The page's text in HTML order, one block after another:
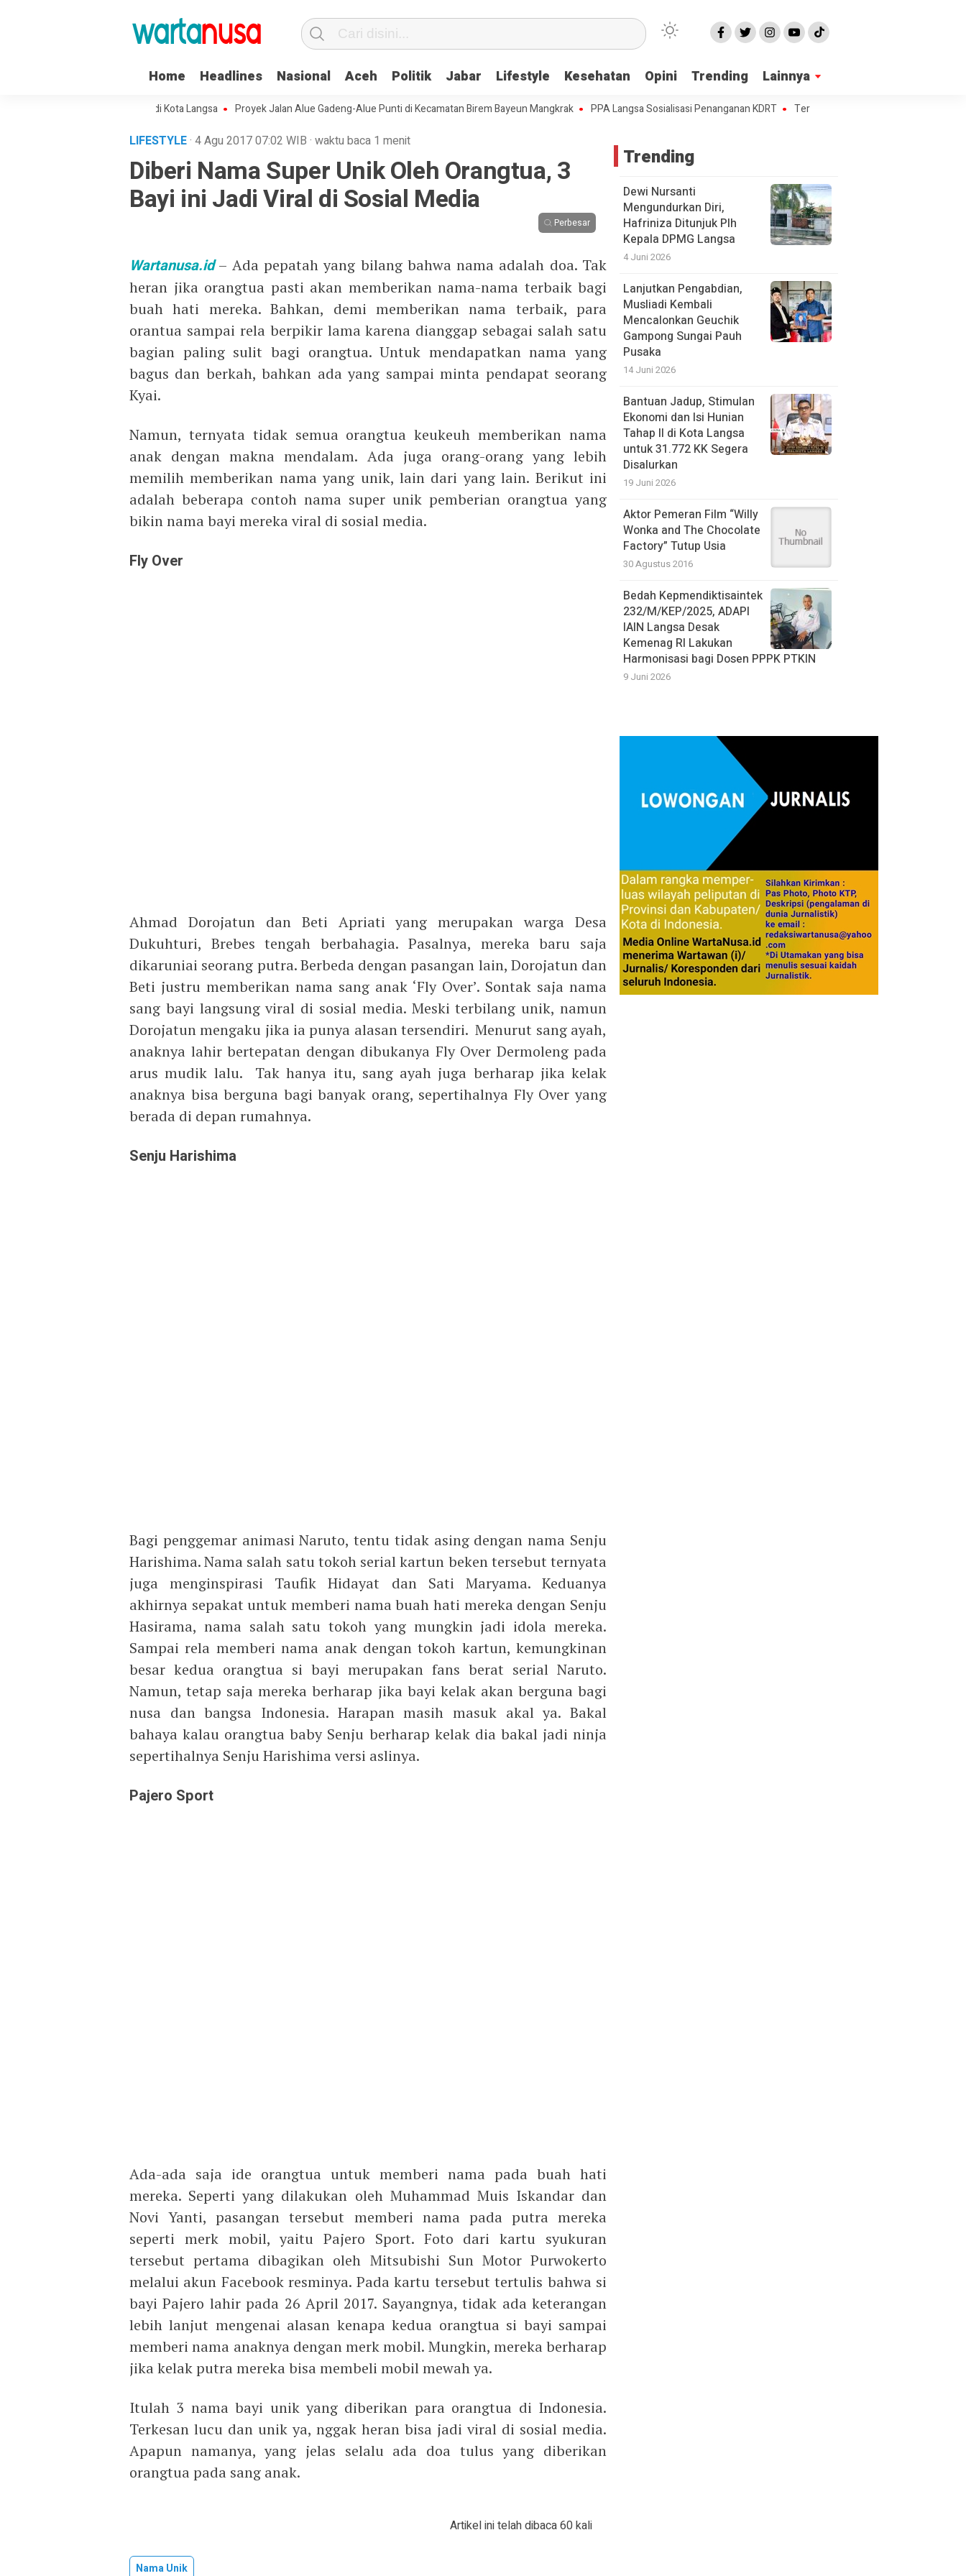
Home Headlines Nasional Aceh Politik Jabar Lifestyle Kesehatan Opini Trending Lainnya
Budaya Aceh Terpusat di Kota Langsa Proyek Jalan Alue Gadeng-Alue Punti di Kecamatan Birem Bayeun Mangkrak PPA Langsa Sosialisasi Penanganan KDRT Terdampar di Aceh, 230 Etnis Rohingya
LIFESTYLE· 4 Agu 201707:02 WIB · waktu baca 1 menit
Diberi Nama Super Unik Oleh Orangtua, 3
Bayi ini Jadi Viral di Sosial Media
Perbesar
Wartanusa.id– Ada pepatah yang bilang bahwa nama adalah doa. Tak
heran jika orangtua pasti akan memberikan nama-nama terbaik bagi
buah hati mereka. Bahkan, demi memberikan nama terbaik, para
orantua sampai rela berpikir lama karena dianggap sebagai salah satu
bagian paling sulit bagi orangtua. Untuk mendapatkan nama yang
bagus dan berkah, bahkan ada yang sampai minta pendapat seorang
Kyai.
Namun, ternyata tidak semua orangtua keukeuh memberikan nama
anak dengan makna mendalam. Ada juga orang-orang yang lebih
memilih memberikan nama yang unik, lain dari yang lain. Berikut ini
adalah beberapa contoh nama super unik pemberian orangtua yang
bikin nama bayi mereka viral di sosial media.
Fly Over
Ahmad Dorojatun dan Beti Apriati yang merupakan warga Desa
Dukuhturi, Brebes tengah berbahagia. Pasalnya, mereka baru saja
dikaruniai seorang putra. Berbeda dengan pasangan lain, Dorojatun dan
Beti justru memberikan nama sang anak ‘Fly Over’. Sontak saja nama
sang bayi langsung viral di sosial media. Meski terbilang unik, namun
Dorojatun mengaku jika ia punya alasan tersendiri. Menurut sang ayah,
anaknya lahir bertepatan dengan dibukanya Fly Over Dermoleng pada
arus mudik lalu. Tak hanya itu, sang ayah juga berharap jika kelak
anaknya bisa berguna bagi banyak orang, sepertihalnya Fly Over yang
berada di depan rumahnya.
Senju Harishima
Bagi penggemar animasi Naruto, tentu tidak asing dengan nama Senju
Harishima. Nama salah satu tokoh serial kartun beken tersebut ternyata
juga menginspirasi Taufik Hidayat dan Sati Maryama. Keduanya
akhirnya sepakat untuk memberi nama buah hati mereka dengan Senju
Hasirama, nama salah satu tokoh yang mungkin jadi idola mereka.
Sampai rela memberi nama anak dengan tokoh kartun, kemungkinan
besar kedua orangtua si bayi merupakan fans berat serial Naruto.
Namun, tetap saja mereka berharap jika bayi kelak akan berguna bagi
nusa dan bangsa Indonesia. Harapan masih masuk akal ya. Bakal
bahaya kalau orangtua baby Senju berharap kelak dia bakal jadi ninja
sepertihalnya Senju Harishima versi aslinya.
Pajero Sport
Ada-ada saja ide orangtua untuk memberi nama pada buah hati
mereka. Seperti yang dilakukan oleh Muhammad Muis Iskandar dan
Novi Yanti, pasangan tersebut memberi nama pada putra mereka
seperti merk mobil, yaitu Pajero Sport. Foto dari kartu syukuran
tersebut pertama dibagikan oleh Mitsubishi Sun Motor Purwokerto
melalui akun Facebook resminya. Pada kartu tersebut tertulis bahwa si
bayi Pajero lahir pada 26 April 2017. Sayangnya, tidak ada keterangan
lebih lanjut mengenai alasan kenapa kedua orangtua si bayi sampai
memberi nama anaknya dengan merk mobil. Mungkin, mereka berharap
jika kelak putra mereka bisa membeli mobil mewah ya.
Itulah 3 nama bayi unik yang diberikan para orangtua di Indonesia.
Terkesan lucu dan unik ya, nggak heran bisa jadi viral di sosial media.
Apapun namanya, yang jelas selalu ada doa tulus yang diberikan
orangtua pada sang anak.
Artikel ini telah dibaca 60 kali
Nama Unik
Trending
Dewi Nursanti
Mengundurkan Diri,
Hafriniza Ditunjuk Plh
Kepala DPMG Langsa
4 Juni 2026
Lanjutkan Pengabdian,
Musliadi Kembali
Mencalonkan Geuchik
Gampong Sungai Pauh
Pusaka
14 Juni 2026
Bantuan Jadup, Stimulan
Ekonomi dan Isi Hunian
Tahap II di Kota Langsa
untuk 31.772 KK Segera
Disalurkan
19 Juni 2026
Aktor Pemeran Film “Willy
Wonka and The Chocolate
Factory” Tutup Usia
30 Agustus 2016
Bedah Kepmendiktisaintek
232/M/KEP/2025, ADAPI
IAIN Langsa Desak
Kemenag RI Lakukan
Harmonisasi bagi Dosen PPPK PTKIN
9 Juni 2026